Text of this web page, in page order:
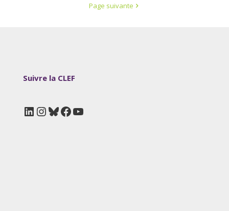
Page suivante
Suivre la CLEF
LinkedIn
Instagram
Bluesky
Facebook
YouTube